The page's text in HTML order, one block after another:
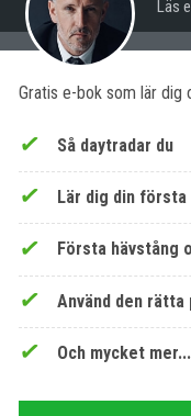
Läs
Gratis e-bok som lär dig
Så daytradar du
Lär dig din
Första hävstång
Använd den
Och mycket mer...